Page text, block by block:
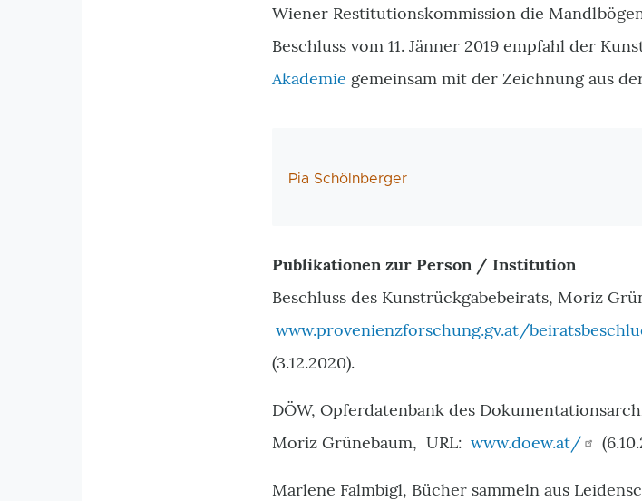
Wiener Restitutionskommission die
Beschluss vom 11. Jänner 2019 empfahl der
Akademie gemeinsam mit der Zeichnung aus
AutorIn
Pia Schölnberger
Publikationen zur Person / Institution
Beschluss des Kunstrückgabebeirats, Moriz
www.provenienzforschung.gv.at/
(3.12.2020).
DÖW, Opferdatenbank des
Moriz Grünebaum, URL: www.doew.at/
Marlene Falmbigl, Bücher sammeln aus